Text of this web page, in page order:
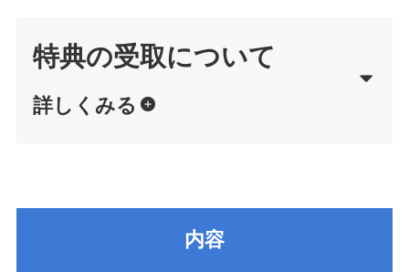
特典の受取について
詳しくみる
内容